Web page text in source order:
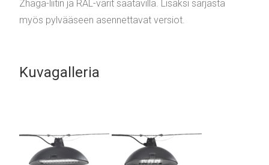
Zhaga-liitin ja RAL-värit saatavilla. Lisäksi sarjasta
myös pylvääseen asennettavat versiot.
Kuvagalleria